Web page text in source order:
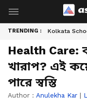
TRENDING : Kolkata
Health Care:
খারাপ? এই
পারে স্বস্তি
Author : Anulekha Kar |